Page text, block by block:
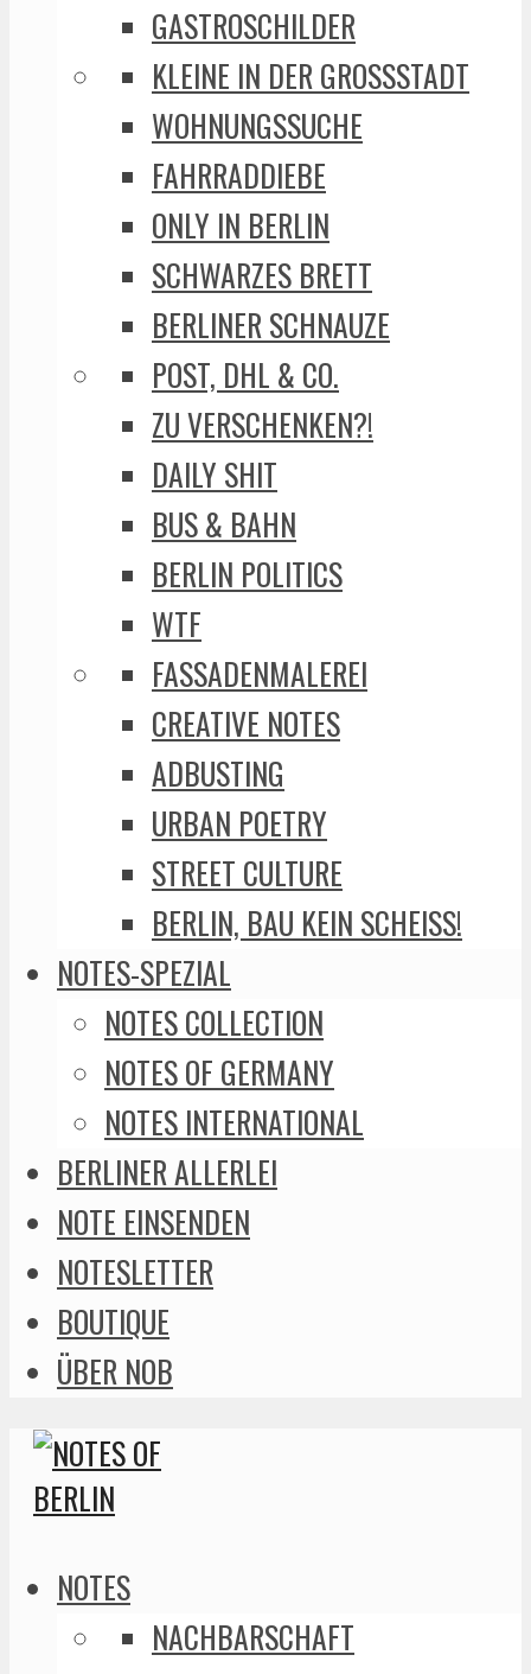
GASTROSCHILDER
KLEINE IN DER GROSSSTADT
WOHNUNGSSUCHE
FAHRRADDIEBE
ONLY IN BERLIN
SCHWARZES BRETT
BERLINER SCHNAUZE
POST, DHL & CO.
ZU VERSCHENKEN?!
DAILY SHIT
BUS & BAHN
BERLIN POLITICS
WTF
FASSADENMALEREI
CREATIVE NOTES
ADBUSTING
URBAN POETRY
STREET CULTURE
BERLIN, BAU KEIN SCHEISS!
NOTES-SPEZIAL
NOTES COLLECTION
NOTES OF GERMANY
NOTES INTERNATIONAL
BERLINER ALLERLEI
NOTE EINSENDEN
NOTESLETTER
BOUTIQUE
ÜBER NOB
NOTES
NACHBARSCHAFT